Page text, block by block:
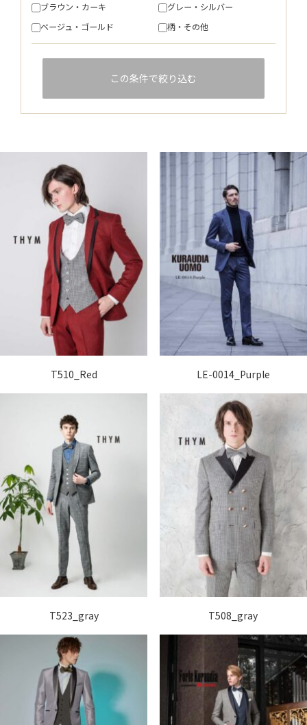
ブラウン・カーキ
グレー・シルバー
ベージュ・ゴールド
柄・その他
この条件で絞り込む
T510_Red LE-0014_Purple
T523_gray T508_gray